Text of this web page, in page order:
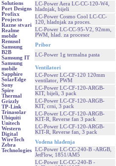
Solutions
Port Designs
Profixx
Projecto
Razne stvari
Realme
mobile
Renusol
Samsung
B2B
Samsung IT
Samsung
mobile
Sapphire
SolarEdge
Sony
Spire
Thermal
Grizzly
TP-Link
Trinasolar
Ubiquiti
Unitech
Western
Digital
WireTech
Zebra
Technologies
LC-Power Aera LC-CC-120-W4,
hladnjak, bijeli
LC-Power Cosmo Cool LC-CC-
120, hladnjak za proces.
LC-Power LC-CC-95-V2, 92mm,
PWM, hlad. za procesor
Pribor
LC-Power 1g termalna pasta
Ventilatori
LC-Power LC-CF-120 120mm
ventilator, PWM
LC-Power LC-CF-120-ARGB-
KIT, bijeli, 3 pack
LC-Power LC-CF-120-ARGB-
KIT, crni, 3 pack
LC-Power LC-CF-120-ARGB-
KIT-R, Reverse fan 3 pack
LC-Power LC-CF-120-ARGB-
KIT-R, Reverse fan, 3 pack
Vodena hlađenja
LC-Power LC-CC-240-B -ARGB,
JetFlow, 1851/AM5
LC-Power LC-CC-240-B -